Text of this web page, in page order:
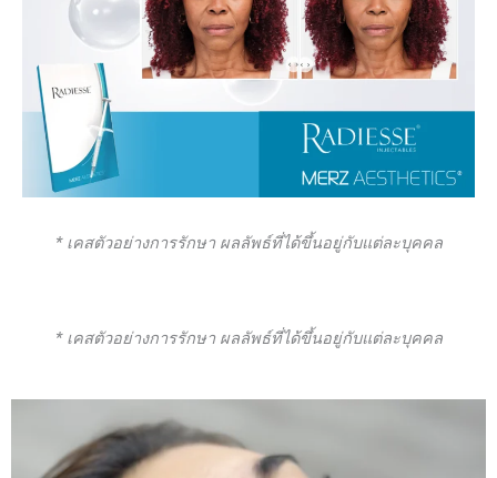
* เคสตัวอย่างการรักษา ผลลัพธ์ที่ได้ขึ้นอยู่กับแต่ละบุคคล
* เคสตัวอย่างการรักษา ผลลัพธ์ที่ได้ขึ้นอยู่กับแต่ละบุคคล